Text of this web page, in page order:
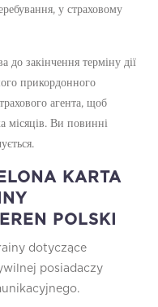
у страховому
до закінчення терміну дії
прикордонного
агента, щоб
місяців. Ви повинні
KARTA
POLSKI
dotyczące
posiadaczy